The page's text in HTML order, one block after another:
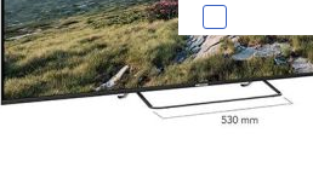
Sobre la